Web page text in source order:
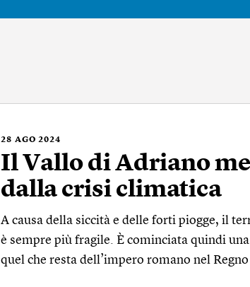
28 AGO 2024
Il Vallo di Adriano
dalla crisi climatica
A causa della siccità e delle forti piogge, il
è sempre più fragile. È cominciata quindi
quel che resta dell’impero romano nel